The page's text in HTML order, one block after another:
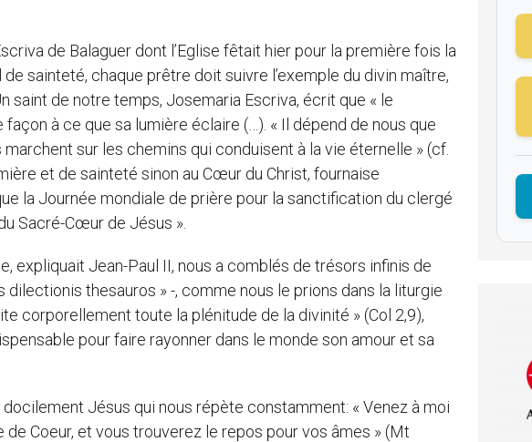
de Balaguer dont l’Eglise fêtait hier pour la première fois la
sainteté, chaque prêtre doit suivre l’exemple du divin maître,
saint de notre temps, Josemaria Escriva, écrit que « le
à ce que sa lumière éclaire (…). « Il dépend de nous que
sur les chemins qui conduisent à la vie éternelle » (cf.
et de sainteté sinon au Cœur du Christ, fournaise
la Journée mondiale de prière pour la sanctification du clergé
Sacré-Cœur de Jésus ».
expliquait Jean-Paul II, nous a comblés de trésors infinis de
thesauros » -, comme nous le prions dans la liturgie
corporellement toute la plénitude de la divinité » (Col 2,9),
pour faire rayonner dans le monde son amour et sa
Jésus qui nous répète constamment: « Venez à moi
Coeur, et vous trouverez le repos pour vos âmes » (Mt